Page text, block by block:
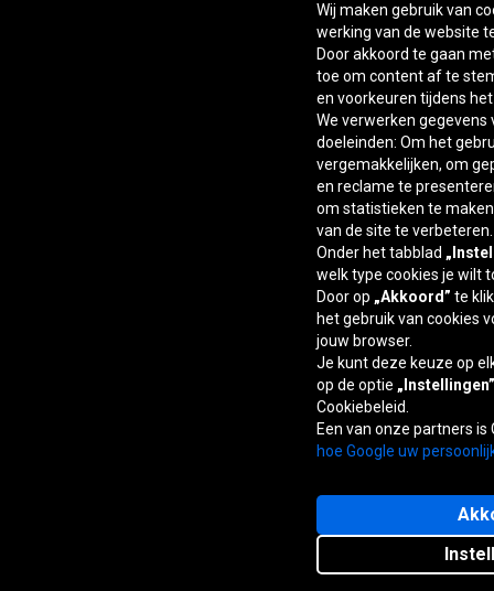
Wij maken gebruik van
werking van de website
Door akkoord te gaan
toe om content af te
en voorkeuren tijdens
We verwerken gegevens
doeleinden: Om het
vergemakkelijken, om
en reclame te
om statistieken te
van de site te verbeteren.
Onder het tabblad
welk type cookies je wilt
Door op „Akkoord” te
het gebruik van cookies
jouw browser.
Je kunt deze keuze op
op de optie „Instellingen”
Cookiebeleid.
Een van onze partners is
hoe Google uw